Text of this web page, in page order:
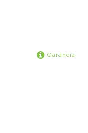
Garancia